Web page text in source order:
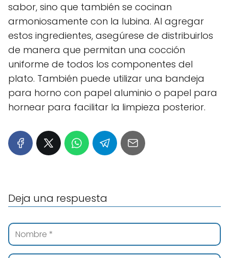
sabor, sino que también se cocinan
armoniosamente con la lubina. Al agregar
estos ingredientes, asegúrese de distribuirlos
de manera que permitan una cocción
uniforme de todos los componentes del
plato. También puede utilizar una bandeja
para horno con papel aluminio o papel para
hornear para facilitar la limpieza posterior.
Deja una respuesta